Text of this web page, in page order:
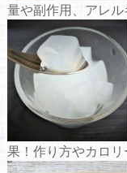
量や副作用、アレル
果！作り方やカロリ